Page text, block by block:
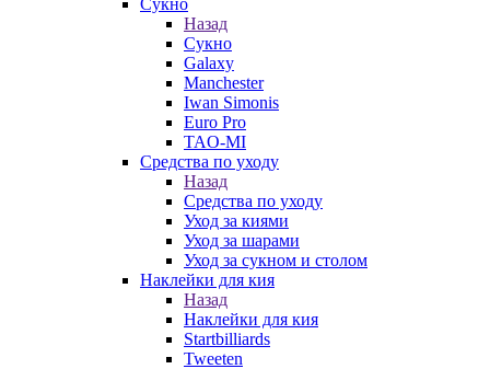
Сукно
Назад
Сукно
Galaxy
Manchester
Iwan Simonis
Euro Pro
TAO-MI
Средства по уходу
Назад
Средства по уходу
Уход за киями
Уход за шарами
Уход за сукном и столом
Наклейки для кия
Назад
Наклейки для кия
Startbilliards
Tweeten